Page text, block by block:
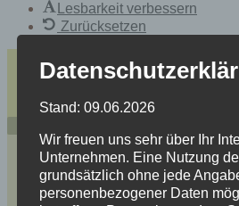
Lesbarkeit verbessern
Zurücksetzen
Mitten im Spielzeugland
Stand: 09.06.2026
Wir freuen uns sehr über Ihr
Unternehmen. Eine Nutzung
grundsätzlich ohne jede
personenbezogener Daten